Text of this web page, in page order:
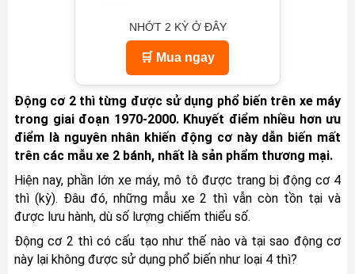
NHỚT 2 KỲ Ở ĐÂY
🛒 Mua ngay
Động cơ 2 thì từng được sử dụng phổ biến trên xe máy
trong giai đoạn 1970-2000. Khuyết điểm nhiều hơn ưu
điểm là nguyên nhân khiến động cơ này dẫn biến mất
trên các mẫu xe 2 bánh, nhất là sản phẩm thương mại.
Hiện nay, phần lớn xe máy, mô tô được trang bị động cơ 4
thì (kỳ). Đâu đó, những mẫu xe 2 thì vẫn còn tồn tại và
được lưu hành, dù số lượng chiếm thiểu số.
Động cơ 2 thì có cấu tạo như thế nào và tại sao động cơ
này lại không được sử dụng phổ biến như loại 4 thì?